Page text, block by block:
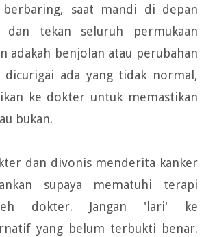
berbaring, saat mandi di depan
dan tekan seluruh permukaan
adakah benjolan atau perubahan
dicurigai ada yang tidak normal,
ke dokter untuk memastikan
bukan.
dan divonis menderita kanker
supaya mematuhi terapi
dokter. Jangan 'lari' ke
yang belum terbukti benar.